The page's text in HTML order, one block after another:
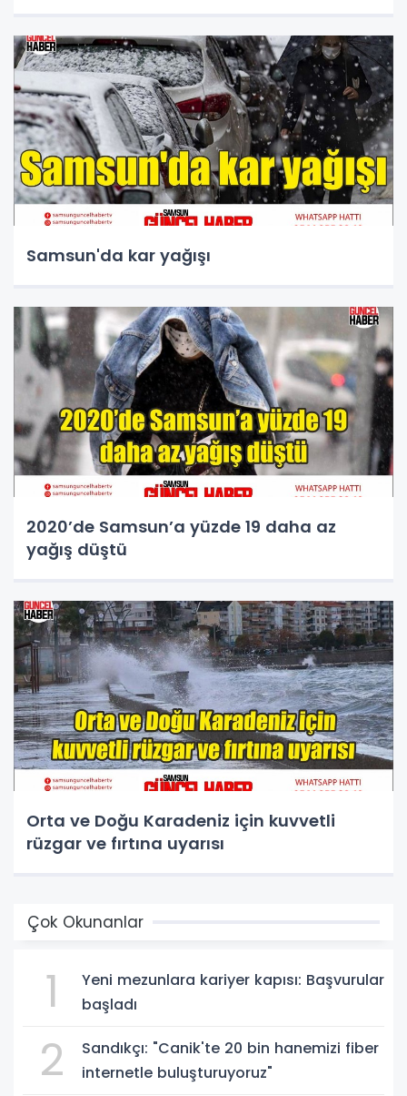
Samsun'da kar yağışı
2020’de Samsun’a yüzde 19 daha az
yağış düştü
Orta ve Doğu Karadeniz için kuvvetli
rüzgar ve fırtına uyarısı
Çok Okunanlar
1
Yeni mezunlara kariyer kapısı: Başvurular
başladı
2
Sandıkçı: "Canik'te 20 bin hanemizi fiber
internetle buluşturuyoruz"